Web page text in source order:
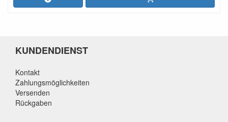
KUNDENDIENST
Kontakt
Zahlungsmöglichkeiten
Versenden
Rückgaben